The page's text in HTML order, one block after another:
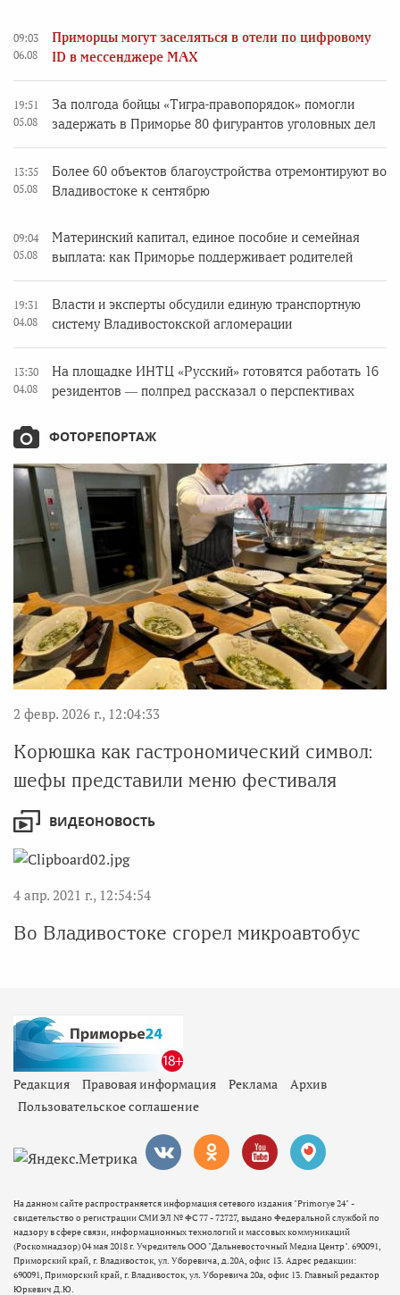
09:03
06.08
Приморцы могут заселяться в отели по цифровому
ID в мессенджере MAX
19:51
05.08
За полгода бойцы «Тигра-правопорядок» помогли
задержать в Приморье 80 фигурантов уголовных дел
13:35
05.08
Более 60 объектов благоустройства отремонтируют во
Владивостоке к сентябрю
09:04
05.08
Материнский капитал, единое пособие и семейная
выплата: как Приморье поддерживает родителей
19:31
04.08
Власти и эксперты обсудили единую транспортную
систему Владивостокской агломерации
13:30
04.08
На площадке ИНТЦ «Русский» готовятся работать 16
резидентов — полпред рассказал о перспективах
ФОТОРЕПОРТАЖ
2 февр. 2026 г., 12:04:33
Корюшка как гастрономический символ:
шефы представили меню фестиваля
ВИДЕОНОВОСТЬ
4 апр. 2021 г., 12:54:54
Во Владивостоке сгорел микроавтобус
Редакция Правовая информация Реклама
Архив
Пользовательское соглашение
На данном сайте распространяется информация сетевого издания "Primorye 24" -
свидетельство о регистрации СМИ ЭЛ № ФС 77 - 72727, выдано Федеральной службой по
надзору в сфере связи, информационных технологий и массовых коммуникаций
(Роскомнадзор) 04 мая 2018 г. Учредитель ООО "Дальневосточный Медиа Центр". 690091,
Приморский край, г. Владивосток, ул. Уборевича, д.20А, офис 13. Адрес редакции:
690091, Приморский край, г. Владивосток, ул. Уборевича 20а, офис 13. Главный редактор
Юркевич Д.Ю.